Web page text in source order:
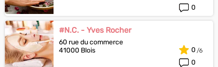
0
#N.C. - Yves Rocher
60 rue du commerce
41000 Blois
0
0